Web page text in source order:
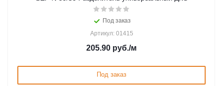
Под заказ
Артикул: 01415
205.90 руб./м
Под заказ